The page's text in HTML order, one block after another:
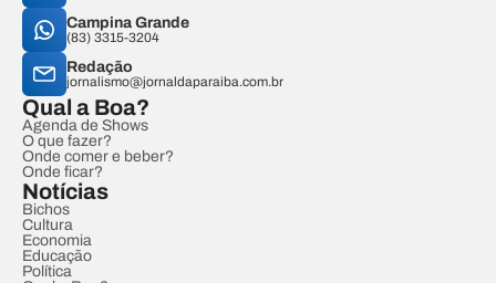
Campina Grande
(83) 3315-3204
Redação
jornalismo@jornaldaparaiba.com.br
Qual a Boa?
Agenda de Shows
O que fazer?
Onde comer e beber?
Onde ficar?
Notícias
Bichos
Cultura
Economia
Educação
Política